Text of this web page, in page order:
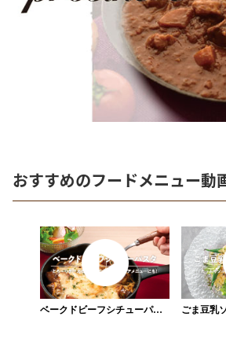
おすすめのフードメニュー動
ベークドビーフシチューパス
ごま豆乳